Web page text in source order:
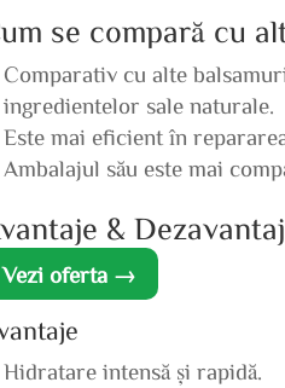
se compară cu
Comparativ cu alte
ingredientelor sale naturale.
Este mai eficient în
Ambalajul său este mai
&
Vezi oferta →
Hidratare intensă și rapidă.